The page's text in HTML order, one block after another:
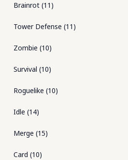
Brainrot (11 )
Tower Defense (11 )
Zombie (10)
Survival (10)
Roguelike (10)
Idle (14)
Merge (15)
Card (10)